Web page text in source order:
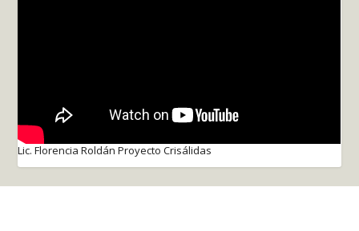
Lic. Florencia Roldán Proyecto Crisálidas